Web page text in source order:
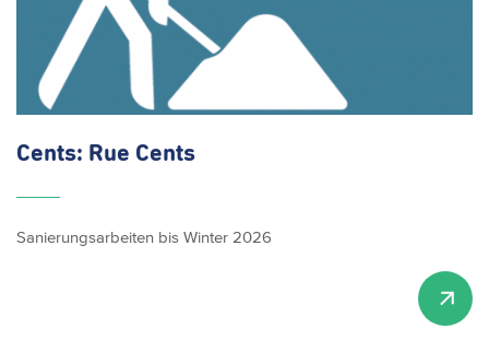
Cents: Rue Cents
Sanierungsarbeiten bis Winter 2026